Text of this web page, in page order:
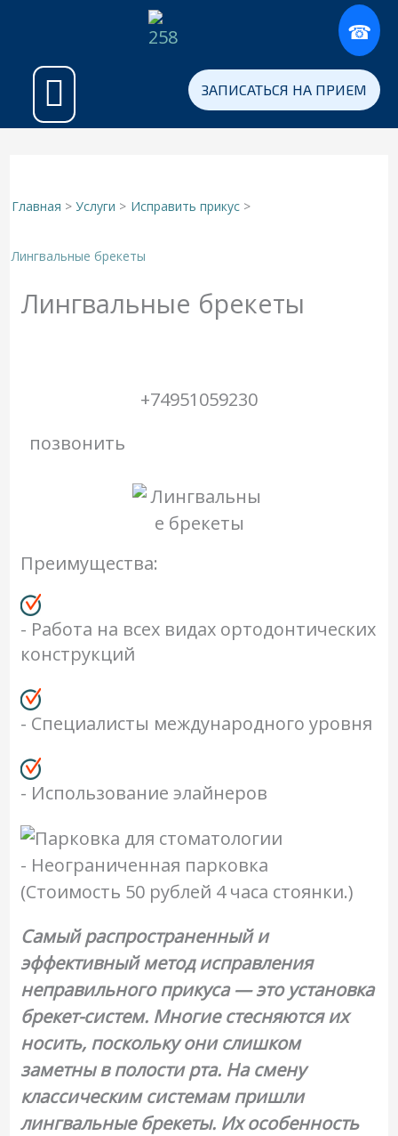
содержимому
ЗАПИСАТЬСЯ НА ПРИЕМ
Главная Услуги Исправить прикус
Лингвальные брекеты
Лингвальные брекеты
+74951059230
позвонить
Преимущества:
- Работа на всех видах ортодонтических
конструкций
- Специалисты международного уровня
- Использование элайнеров
- Неограниченная парковка
(Стоимость 50 рублей 4 часа стоянки.)
Самый распространенный и
эффективный метод исправления
неправильного прикуса — это установка
брекет-систем. Многие стесняются их
носить, поскольку они слишком
заметны в полости рта. На смену
классическим системам пришли
лингвальные брекеты. Их особенность